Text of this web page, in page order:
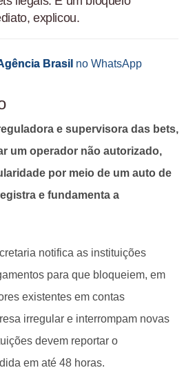
explicou.
Brasil no WhatsApp
e supervisora das bets,
um operador não autorizado,
por meio de um auto de
e fundamenta a
notifica as instituições
para que bloqueiem, em
existentes em contas
irregular e interrompam novas
devem reportar o
em até 48 horas.